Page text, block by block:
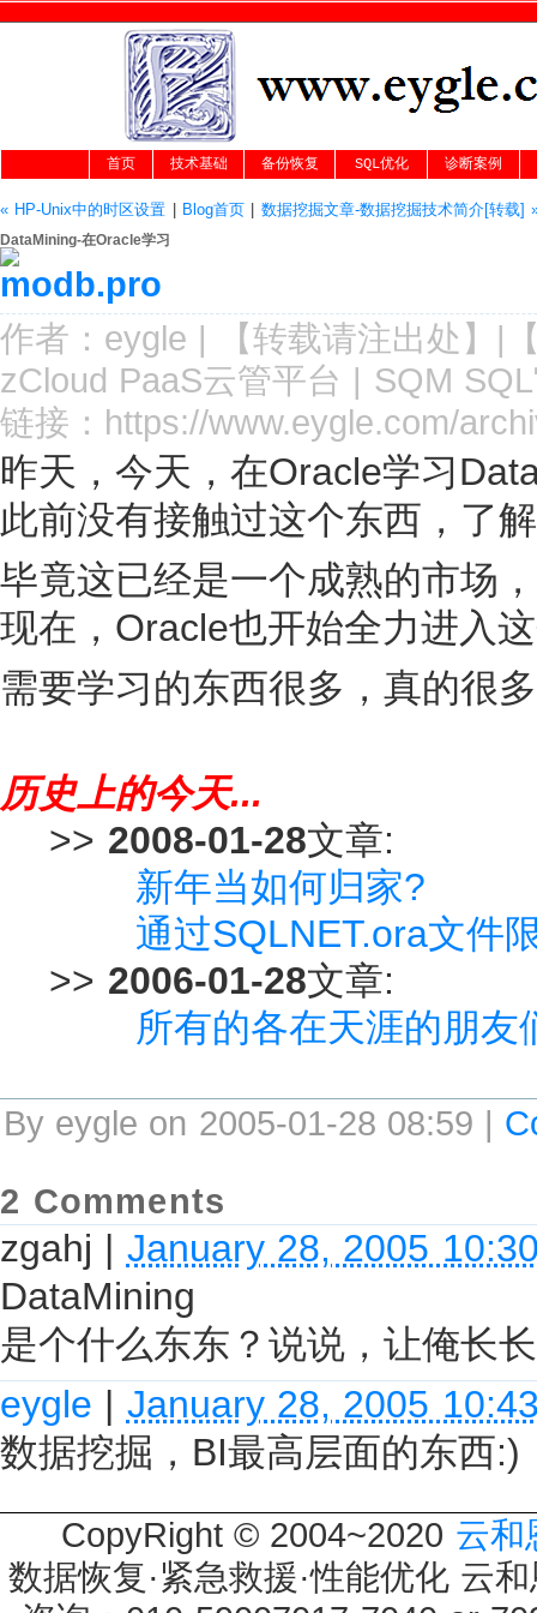
首页 技术基础 备份恢复 SQL优化 诊断案例
« HP-Unix中的时区设置 Blog首页| 数据挖掘文章-数据挖掘技术简介[转载]
DataMining-在Oracle学习
作者： eygle | 【转载请注出处 】|
zCloud PaaS云管平台 | SQM
链接： https://www.eygle.com/
昨天，今天，在Oracle学习
此前没有接触过这个东西，了
毕竟这已经是一个成熟的市场
现在，Oracle也开始全力进入
需要学习的东西很多，真的很
历史上的今天...
>> 2008-01-28文章:
新年当如何归家?
通过SQLNET.ora文件
>> 2006-01-28文章:
所有的各在天涯的朋友
By eygle on 2005-01-28 08:59 |
2 Comments
zgahj | January 28, 2005
DataMining
是个什么东东？说说，让俺长
eygle | January 28, 2005
数据挖掘，BI最高层面的东西:)
CopyRight © 2004~2020 云和
数据恢复·紧急救援·性能优化 云